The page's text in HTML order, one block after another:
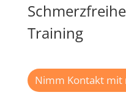
Training
Nimm Kontakt mit